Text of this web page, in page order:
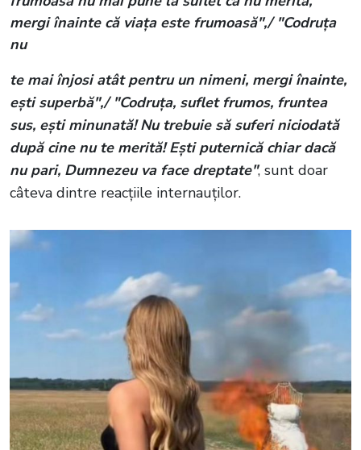
mergi înainte că viața este frumoasă",/ "Codruța
nu
te mai înjosi atât pentru un nimeni, mergi înainte,
ești superbă",/ "Codruța, suflet frumos, fruntea
sus, ești minunată! Nu trebuie să suferi niciodată
după cine nu te merită! Ești puternică chiar dacă
nu pari, Dumnezeu va face dreptate", sunt doar
câteva dintre reacțiile internauților.